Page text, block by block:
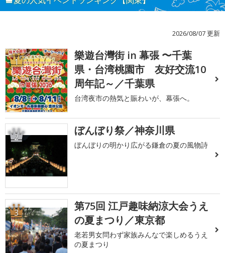
2026/08/07 更新
1
樂遊台灣街 in 幕張 〜千葉
県・台湾桃園市 友好交流10
周年記～／千葉県
台湾夜市の熱気と賑わいが、幕張へ。
2 ぼんぼり祭／神奈川県
ぼんぼりの明かり広がる鎌倉の夏の風物詩
3
第75回 江戸趣味納涼大会うえ
の夏まつり／東京都
老若男女問わず家族みんなで楽しめるうえ
の夏まつり